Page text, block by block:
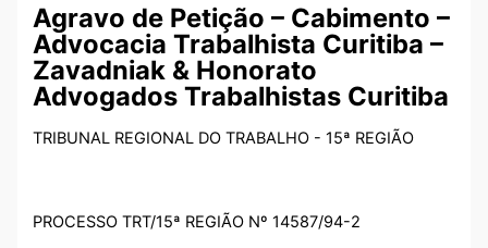
Agravo de Petição – Cabimento –
Advocacia Trabalhista Curitiba –
Zavadniak & Honorato
Advogados Trabalhistas Curitiba
TRIBUNAL REGIONAL DO TRABALHO - 15ª REGIÃO
PROCESSO TRT/15ª REGIÃO Nº 14587/94-2